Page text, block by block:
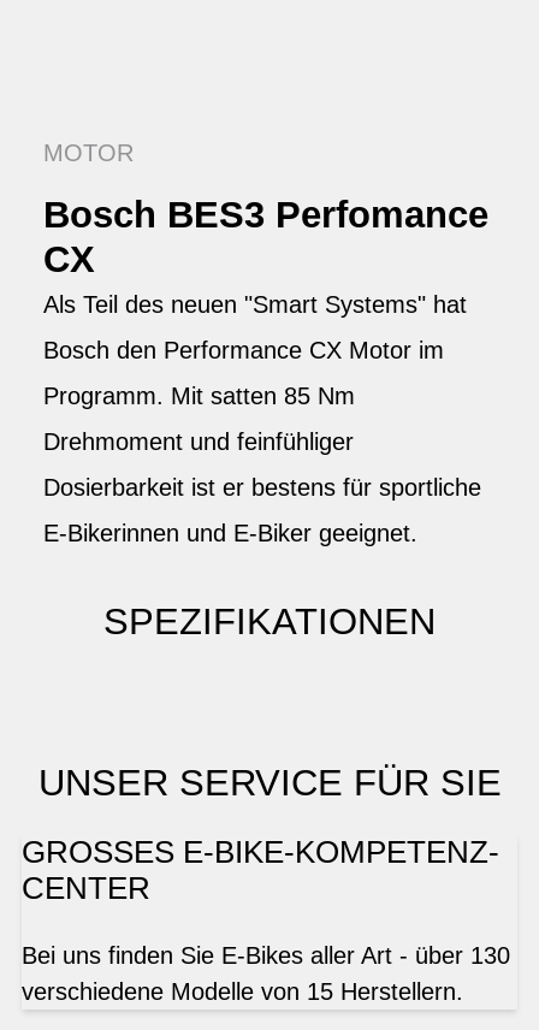
MOTOR
Bosch BES3 Perfomance
CX
Als Teil des neuen "Smart Systems" hat
Bosch den Performance CX Motor im
Programm. Mit satten 85 Nm
Drehmoment und feinfühliger
Dosierbarkeit ist er bestens für sportliche
E-Bikerinnen und E-Biker geeignet.
SPEZIFIKATIONEN
UNSER SERVICE FÜR SIE
GROSSES E-BIKE-KOMPETENZ-
CENTER
Bei uns finden Sie E-Bikes aller Art - über 130
verschiedene Modelle von 15 Herstellern.